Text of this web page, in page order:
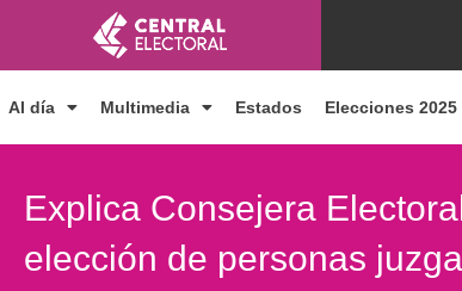
contenido
Al día Multimedia Estados Elecciones 2025
Explica Consejera
elección de personas